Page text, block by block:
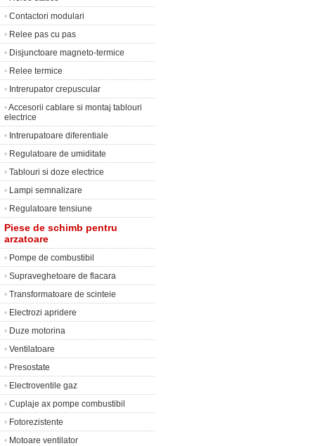
• Contactori modulari
• Relee pas cu pas
• Disjunctoare magneto-termice
• Relee termice
• Intrerupator crepuscular
•Accesorii cablare si montaj tablouri
electrice
• Intrerupatoare diferentiale
• Regulatoare de umiditate
• Tablouri si doze electrice
• Lampi semnalizare
• Regulatoare tensiune
Piese de schimb pentru
arzatoare
• Pompe de combustibil
• Supraveghetoare de flacara
• Transformatoare de scinteie
• Electrozi apridere
• Duze motorina
• Ventilatoare
• Presostate
• Electroventile gaz
• Cuplaje ax pompe combustibil
• Fotorezistente
• Motoare ventilator